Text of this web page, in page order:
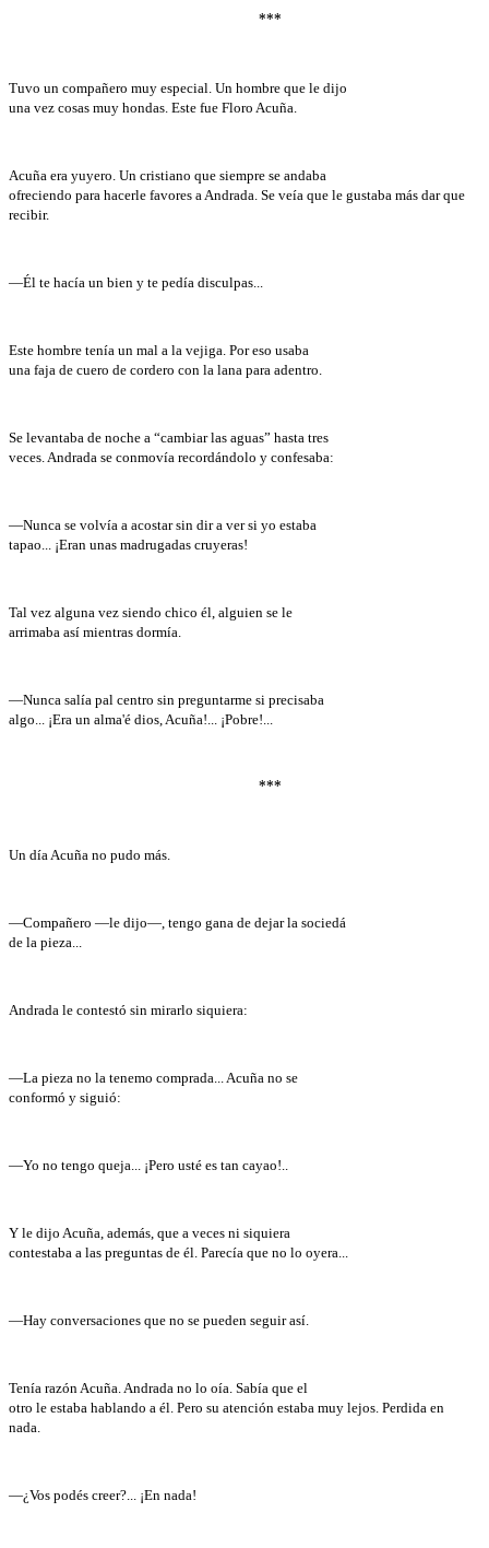
***
Tuvo un compañero muy especial. Un hombre que le dijo
una vez cosas muy hondas. Este fue Floro Acuña.
Acuña era yuyero. Un cristiano que siempre se andaba
ofreciendo para hacerle favores a Andrada. Se veía que le gustaba más dar que
recibir.
—Él te hacía un bien y te pedía disculpas...
Este hombre tenía un mal a la vejiga. Por eso usaba
una faja de cuero de cordero con la lana para adentro.
Se levantaba de noche a “cambiar las aguas” hasta tres
veces. Andrada se conmovía recordándolo y confesaba:
—Nunca se volvía a acostar sin dir a ver si yo estaba
tapao... ¡Eran unas madrugadas cruyeras!
Tal vez alguna vez siendo chico él, alguien se le
arrimaba así mientras dormía.
—Nunca salía pal centro sin preguntarme si precisaba
algo... ¡Era un alma'é dios, Acuña!... ¡Pobre!...
***
Un día Acuña no pudo más.
—Compañero —le dijo—, tengo gana de dejar la sociedá
de la pieza...
Andrada le contestó sin mirarlo siquiera:
—La pieza no la tenemo comprada... Acuña no se
conformó y siguió:
—Yo no tengo queja... ¡Pero usté es tan cayao!..
Y le dijo Acuña, además, que a veces ni siquiera
contestaba a las preguntas de él. Parecía que no lo oyera...
—Hay conversaciones que no se pueden seguir así.
Tenía razón Acuña. Andrada no lo oía. Sabía que el
otro le estaba hablando a él. Pero su atención estaba muy lejos. Perdida en
nada.
—¿Vos podés creer?... ¡En nada!